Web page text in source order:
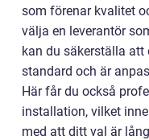
som förenar kvalitet
välja en leverantör
kan du säkerställa att
standard och är
Här får du också
installation, vilket
med att ditt val är